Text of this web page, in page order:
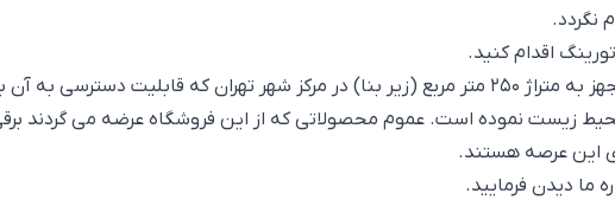
نگردد.
بدین منظور این شرکت با راه اندازی یک فروشگاه کاملا مجهز به متراژ 250 متر مربع (زیر بنا) در
زیست نموده است. عموم محصولاتی که از این فروشگاه عرضه می گردند
این عرصه هستند.
ما دیدن فرمایید.